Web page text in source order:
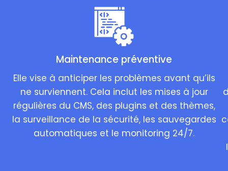
Maintenance préventive
Elle vise à anticiper les problèmes avant qu’ils
ne surviennent. Cela inclut les mises à jour
régulières du CMS, des plugins et des thèmes,
la surveillance de la sécurité, les sauvegardes
automatiques et le monitoring 24/7.